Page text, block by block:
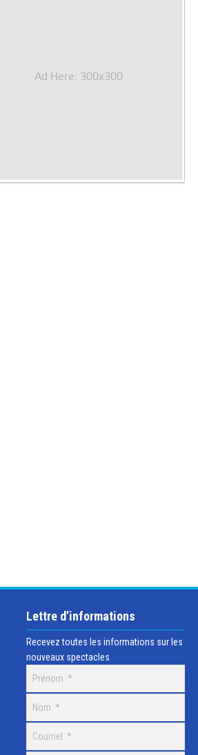
Ad Here: 300x300
Lettre d’informations
Recevez toutes les informations sur les
nouveaux spectacles